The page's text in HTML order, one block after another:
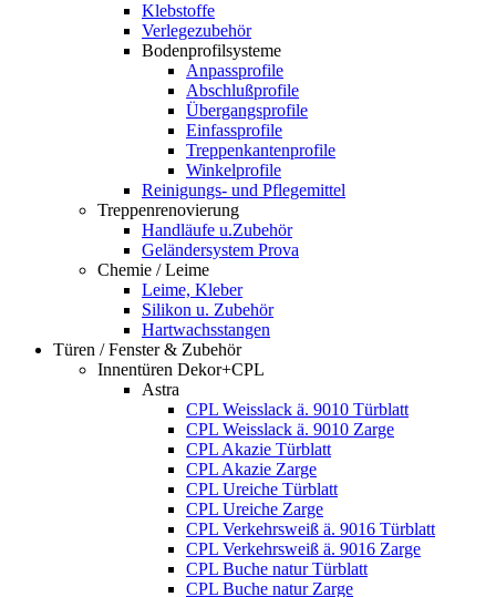
Klebstoffe
Verlegezubehör
Bodenprofilsysteme
Anpassprofile
Abschlußprofile
Übergangsprofile
Einfassprofile
Treppenkantenprofile
Winkelprofile
Reinigungs- und Pflegemittel
Treppenrenovierung
Handläufe u.Zubehör
Geländersystem Prova
Chemie / Leime
Leime, Kleber
Silikon u. Zubehör
Hartwachsstangen
Türen / Fenster & Zubehör
Innentüren Dekor+CPL
Astra
CPL Weisslack ä. 9010 Türblatt
CPL Weisslack ä. 9010 Zarge
CPL Akazie Türblatt
CPL Akazie Zarge
CPL Ureiche Türblatt
CPL Ureiche Zarge
CPL Verkehrsweiß ä. 9016 Türblatt
CPL Verkehrsweiß ä. 9016 Zarge
CPL Buche natur Türblatt
CPL Buche natur Zarge